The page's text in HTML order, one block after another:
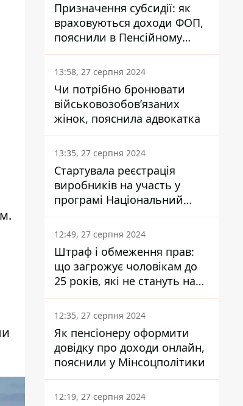
Призначення субсидії: як
враховуються доходи ФОП,
пояснили в Пенсійному
фонді
13:58, 27 серпня 2024
Чи потрібно бронювати
військовозобов’язаних
жінок, пояснила адвокатка
13:35, 27 серпня 2024
Стартувала реєстрація
виробників на участь у
програмі Національний
кешбек: як це зробити
через портал Дія
12:49, 27 серпня 2024
Штраф і обмеження прав:
що загрожує чоловікам до
25 років, які не стануть на
військовий облік
12:35, 27 серпня 2024
Як пенсіонеру оформити
довідку про доходи онлайн,
пояснили у Мінсоцполітики
12:19, 27 серпня 2024